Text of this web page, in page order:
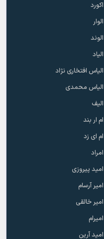
اکورد
الوار
الوند
الیاد
الیاس افتخاری نژاد
الیاس محمدی
الیف
ام ار بند
ام ای زد
امراد
امید پیروزی
امیر آرسام
امیر خالقى
امیرام
امید آرین